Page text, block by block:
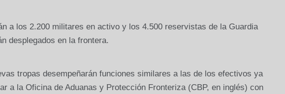
a los 2.200 militares en activo y los 4.500 reservistas de la Guardia
desplegados en la frontera.
tropas desempeñarán funciones similares a las de los efectivos ya
a la Oficina de Aduanas y Protección Fronteriza (CBP, en inglés) con